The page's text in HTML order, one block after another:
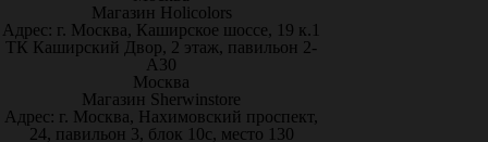
Магазин Holicolors
Адрес: г. Москва, Каширское шоссе, 19 к.1
ТК Каширский Двор, 2 этаж, павильон 2-
А30
Москва
Магазин Sherwinstore
Адрес: г. Москва, Нахимовский проспект,
24, павильон 3, блок 10с, место 130